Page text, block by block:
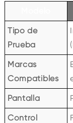
Tipo de
Prueba
Marcas
Compatibles
Pantalla
Control